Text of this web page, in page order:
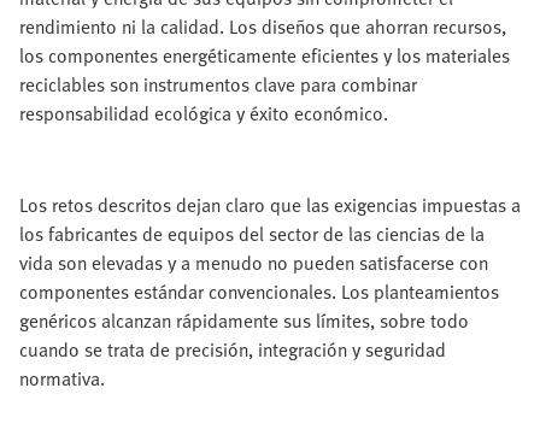
rendimiento ni la calidad. Los diseños que ahorran recursos,
los componentes energéticamente eficientes y los materiales
reciclables son instrumentos clave para combinar
responsabilidad ecológica y éxito económico.
Los retos descritos dejan claro que las exigencias impuestas a
los fabricantes de equipos del sector de las ciencias de la
vida son elevadas y a menudo no pueden satisfacerse con
componentes estándar convencionales. Los planteamientos
genéricos alcanzan rápidamente sus límites, sobre todo
cuando se trata de precisión, integración y seguridad
normativa.